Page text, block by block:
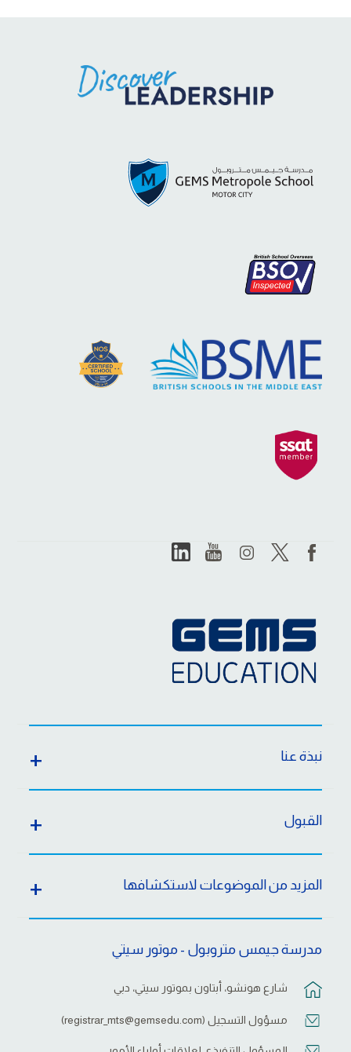
نبذة عنا
القبول
المزيد من الموضوعات لاستكشافها
مدرسة جيمس متروبول - موتور سيتي
شارع هونشو، أبتاون بموتور سيتي، دبي
مسؤول التسجيل (registrar_mts@gemsedu.com
)